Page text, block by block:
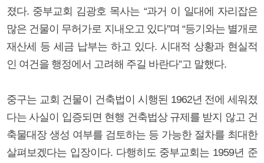
졌다. 중부교회 김광호 목사는 “과거 이 일대에 자리잡은
많은 건물이 무허가로 지내오고 있다”며 “등기와는 별개로
재산세 등 세금 납부는 하고 있다. 시대적 상황과 현실적
인 여건을 행정에서 고려해 주길 바란다”고 말했다.
중구는 교회 건물이 건축법이 시행된 1962년 전에 세워졌
다는 사실이 입증되면 현행 건축법상 규제를 받지 않고 건
축물대장 생성 여부를 검토하는 등 가능한 절차를 최대한
살펴보겠다는 입장이다. 다행히도 중부교회는 1959년 준